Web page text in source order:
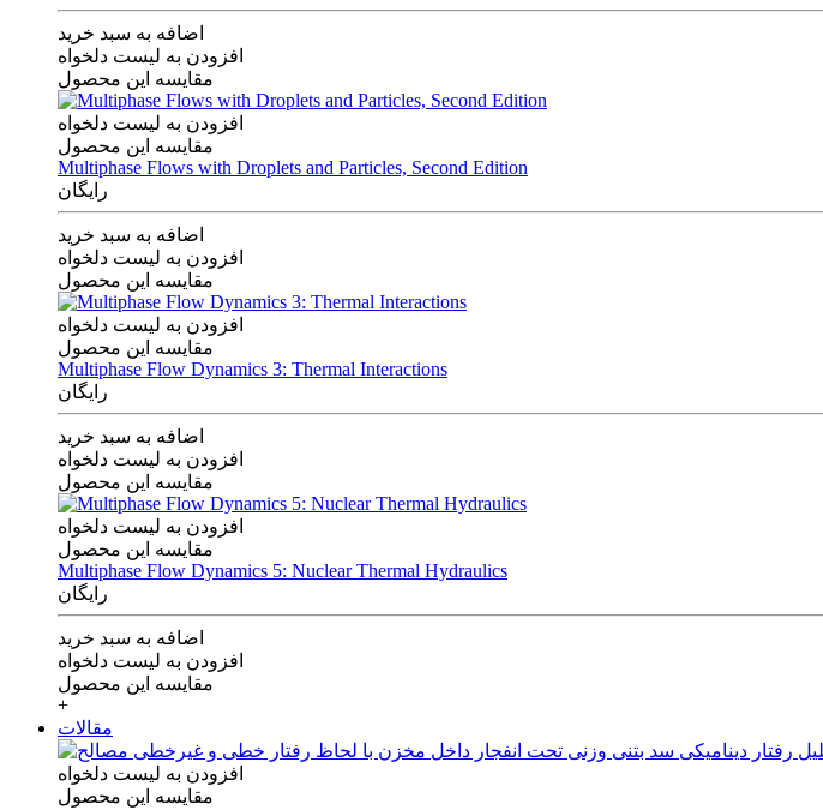
اضافه به سبد خرید
افزودن به لیست دلخواه
مقایسه این محصول
افزودن به لیست دلخواه
مقایسه این محصول
Multiphase Flows with Droplets and Particles, Second Edition
رایگان
اضافه به سبد خرید
افزودن به لیست دلخواه
مقایسه این محصول
افزودن به لیست دلخواه
مقایسه این محصول
Multiphase Flow Dynamics 3: Thermal Interactions
رایگان
اضافه به سبد خرید
افزودن به لیست دلخواه
مقایسه این محصول
افزودن به لیست دلخواه
مقایسه این محصول
Multiphase Flow Dynamics 5: Nuclear Thermal Hydraulics
رایگان
اضافه به سبد خرید
افزودن به لیست دلخواه
مقایسه این محصول
+
مقالات
افزودن به لیست دلخواه
مقایسه این محصول